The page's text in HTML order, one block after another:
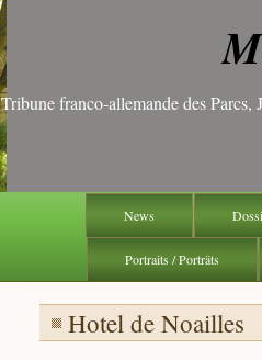
Tribune franco-allemande des
News
Portraits / Porträts
Hotel de Noailles